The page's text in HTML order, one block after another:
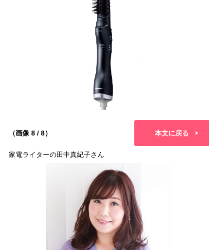
（画像 8 / 8） 本文に戻る
家電ライターの田中真紀子さん